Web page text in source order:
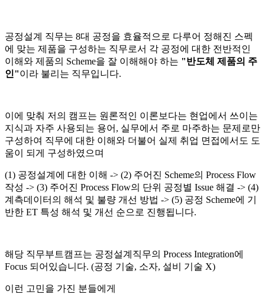
공정설계 직무는 8대 공정을 효율적으로 다루어 정해진 스펙
에 맞는 제품을 구성하는 직무로서 각 공정에 대한 전반적인
이해와 제품의 Scheme을 잘 이해해야 하는 "반도체 제품의 주
인"이라 불리는 직무입니다.
이에 맞춰 저의 캠프는 원론적인 이론보다는 현업에서 쓰이는
지식과 자주 사용되는 용어, 실무에서 주로 마주하는 문제로만
구성하여 직무에 대한 이해와 더불어 실제 취업 면접에서도 도
움이 되게 구성하였으며
(1) 공정설계에 대한 이해 -> (2) 주어진 Scheme의 Process Flow
작성 -> (3) 주어진 Process Flow의 단위 공정별 Issue 해결 -> (4)
계측데이터의 해석 및 불량 개선 방법 -> (5) 공정 Scheme에 기
반한 ET 특성 해석 및 개선 순으로 진행됩니다.
해당 직무부트캠프는 공정설계직무의 Process Integration에
Focus 되어있습니다. (공정 기술, 소자, 설비 기술 X)
이런 고민을 가진 분들에게